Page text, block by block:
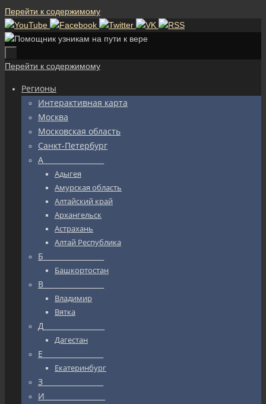
Перейти к содержимому
Перейти к содержимому
Регионы
Интерактивная карта
Москва
Московская область
Санкт-Петербург
А_________________
Адыгея
Амурская область
Алтайский край
Архангельск
Астрахань
Алтай Республика
Б_________________
Башкортостан
В_________________
Владимир
Вятка
Д_________________
Дагестан
Е_________________
Екатеринбург
З_________________
И_________________